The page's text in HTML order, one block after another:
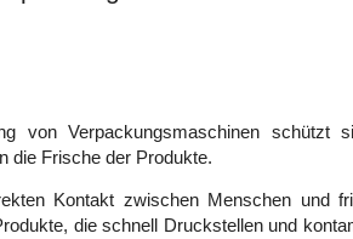
von Verpackungsmaschinen schützt
die Frische der Produkte.
Kontakt zwischen Menschen und
die schnell Druckstellen und